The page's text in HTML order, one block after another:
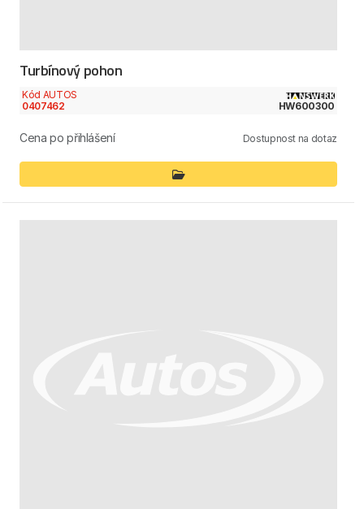
Turbínový pohon
Kód AUTOS
0407462
HW600300
Cena po přihlášení Dostupnost na dotaz